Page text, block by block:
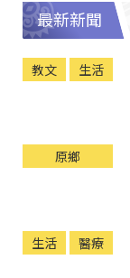
最新新聞
教文 生活
原鄉
生活 醫療